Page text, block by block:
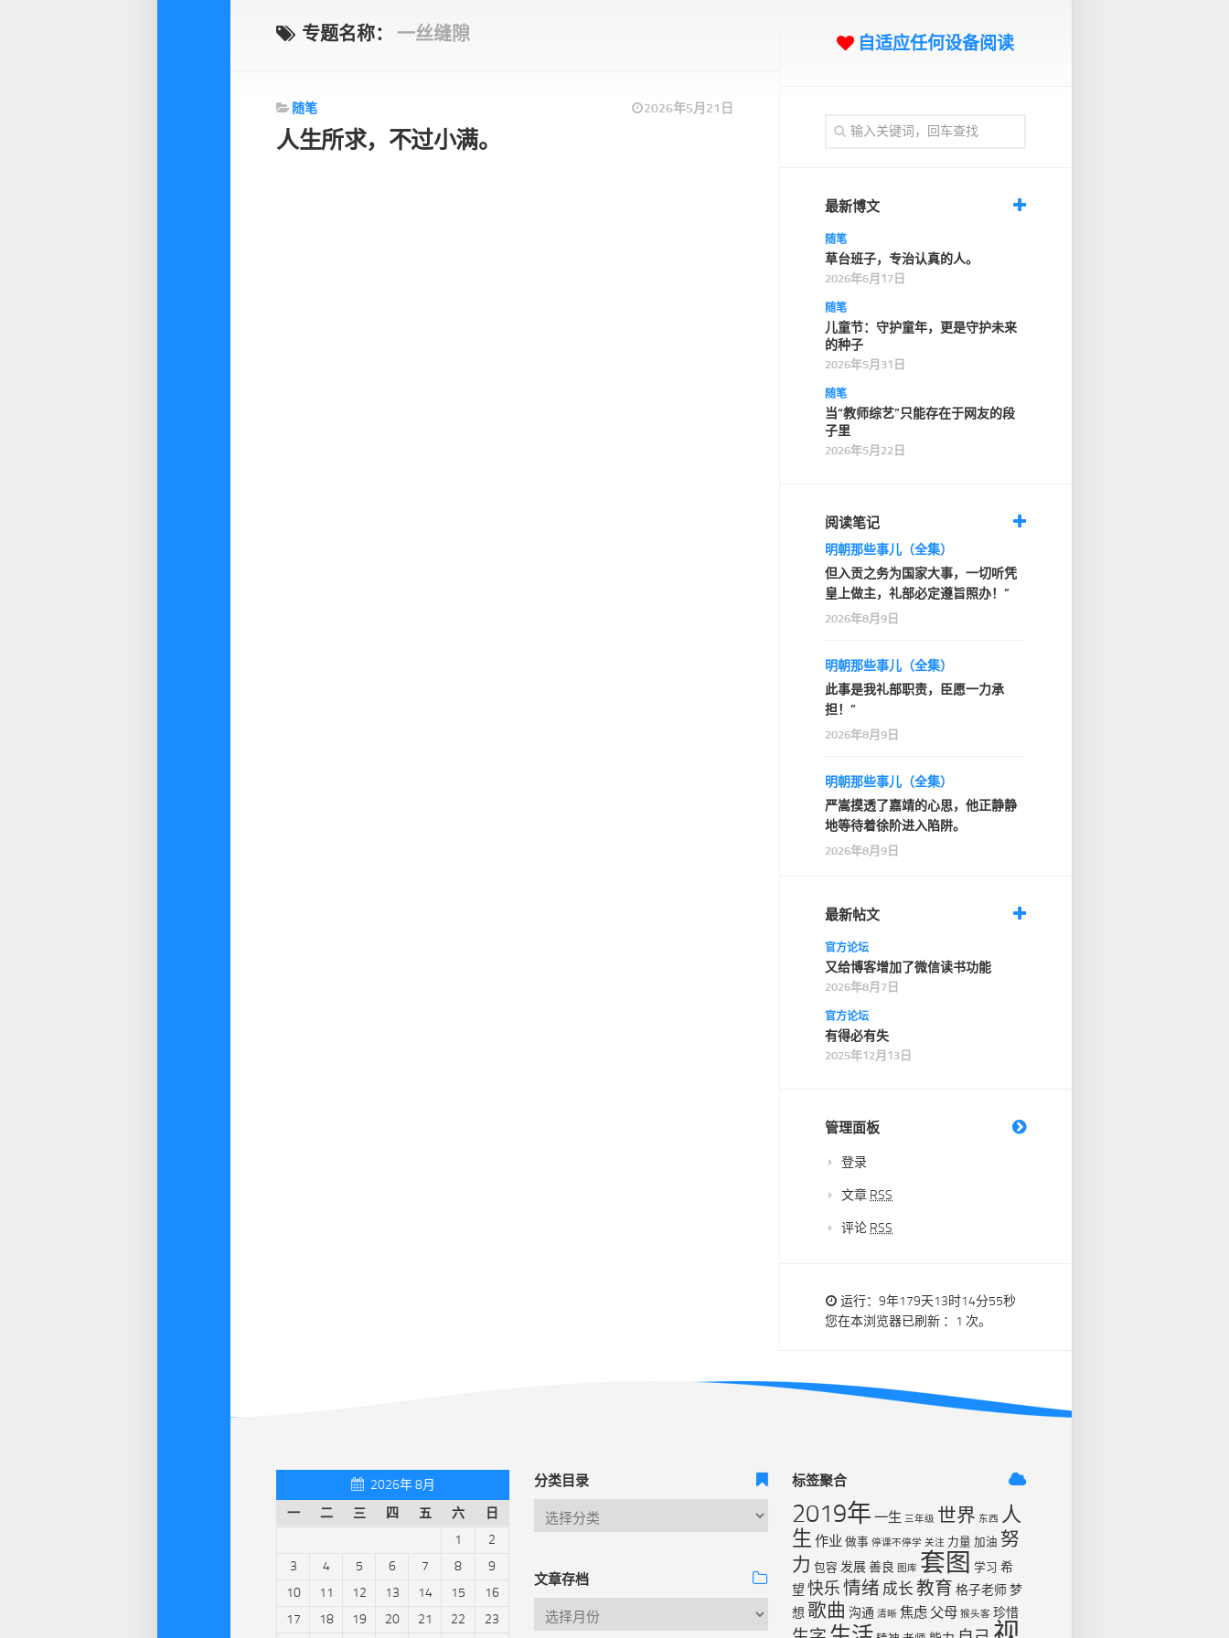
专题名称： 一丝缝隙
随笔 2026年5月21日
人生所求，不过小满。
自适应任何设备阅读
最新博文
随笔
草台班子，专治认真的人。
2026年6月17日
随笔
儿童节：守护童年，更是守护未来
的种子
2026年5月31日
随笔
当“教师综艺”只能存在于网友的段
子里
2026年5月22日
阅读笔记
明朝那些事儿（全集）
但入贡之务为国家大事，一切听凭
皇上做主，礼部必定遵旨照办！”
2026年8月9日
明朝那些事儿（全集）
此事是我礼部职责，臣愿一力承
担！”
2026年8月9日
明朝那些事儿（全集）
严嵩摸透了嘉靖的心思，他正静静
地等待着徐阶进入陷阱。
2026年8月9日
最新帖文
官方论坛
又给博客增加了微信读书功能
2026年8月7日
官方论坛
有得必有失
2025年12月13日
管理面板
登录
文章 RSS
评论 RSS
运行：9年179天13时14分56秒
您在本浏览器已刷新 ：1 次。
2026年 8月
一
二 三 四 五 六
日
1
2
3
4 5 6 7 8
9
10
11 12 13 14 15
16
17
18 19 20 21 22 23
分类目录
文章存档
标签聚合
2019年 一生 三年级 世界 东西 人
生 作业 做事 停课不停学 关注 力量 加油 努
力 包容 发展善良 图库 套图 学习 希
望 快乐情绪 成长 教育 格子老师梦
想 歌曲 沟通 清晰 焦虑 父母 猴头客 珍惜